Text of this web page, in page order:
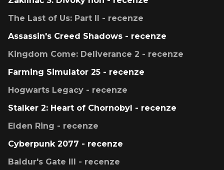
The Last of Us: Part II - recenze
Assassin's Creed Shadows - recenze
Kingdom Come: Deliverance 2 - recenze
Farming Simulator 25 - recenze
Hogwarts Legacy - recenze
Stalker 2: Heart of Chornobyl - recenze
Elden Ring - recenze
Cyberpunk 2077 - recenze
Baldur's Gate III - recenze